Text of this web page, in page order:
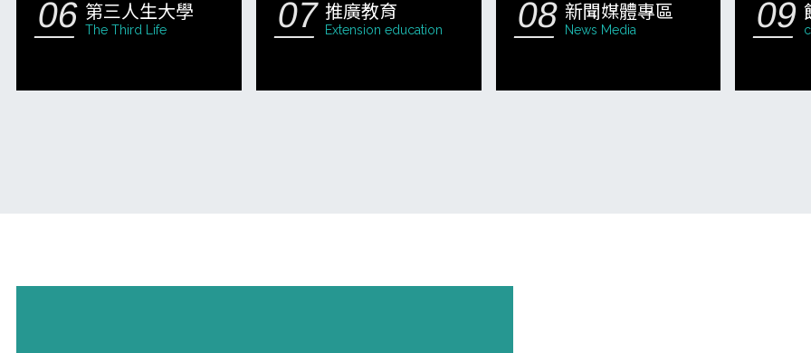
第三人生大學
The Third Life
推廣教育
Extension education
新聞媒體專區
News Media